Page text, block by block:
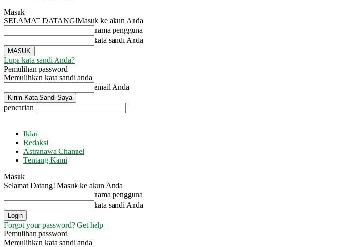
Masuk
SELAMAT DATANG!Masuk ke akun Anda
nama pengguna
kata sandi Anda
Lupa kata sandi Anda?
Pemulihan password
Memulihkan kata sandi anda
email Anda
pencarian
Iklan
Redaksi
Astranawa Channel
Tentang Kami
Masuk
Selamat Datang! Masuk ke akun Anda
nama pengguna
kata sandi Anda
Forgot your password? Get help
Pemulihan password
Memulihkan kata sandi anda